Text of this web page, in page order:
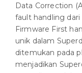
Data Correction
fault handling dari
Firmware First
unik dalam
ditemukan pada
menjadikan